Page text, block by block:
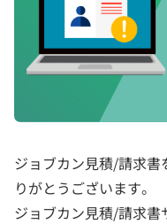
ジョブカン見積/請求
りがとうございます。
ジョブカン見積/請求書